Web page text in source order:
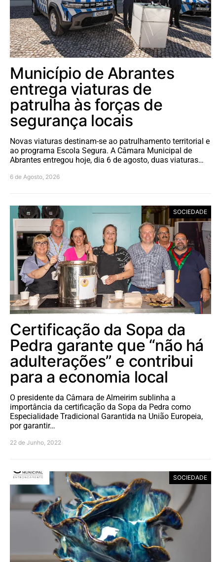
Município de Abrantes
entrega viaturas de
patrulha às forças de
segurança locais
Novas viaturas destinam-se ao patrulhamento territorial e
ao programa Escola Segura. A Câmara Municipal de
Abrantes entregou hoje, dia 6 de agosto, duas viaturas…
6 de Agosto, 2026
SOCIEDADE
Certificação da Sopa da
Pedra garante que “não há
adulterações” e contribui
para a economia local
O presidente da Câmara de Almeirim sublinha a
importância da certificação da Sopa da Pedra como
Especialidade Tradicional Garantida na União Europeia,
por garantir…
22 de Junho, 2022
SOCIEDADE